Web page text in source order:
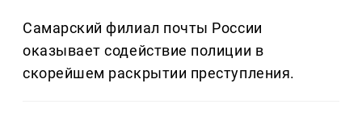
Самарский филиал почты России
оказывает содействие полиции в
скорейшем раскрытии преступления.